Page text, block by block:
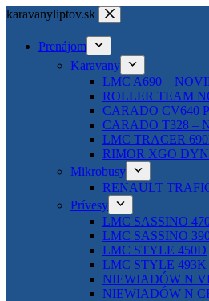
Skip
content
karavanyliptov.sk
Prenájom
Karavany
LMC A690 –
ROLLER TEAM
CARADO CV640
CARADO T328 –
LMC TRACER
RIMOR XGO
Mikrobusy
RENAULT
Prívesy
LMC SASSINO
LMC SASSINO
LMC STYLE 450D
LMC STYLE 493K
NIEWIADÓW N
NIEWIADÓW N